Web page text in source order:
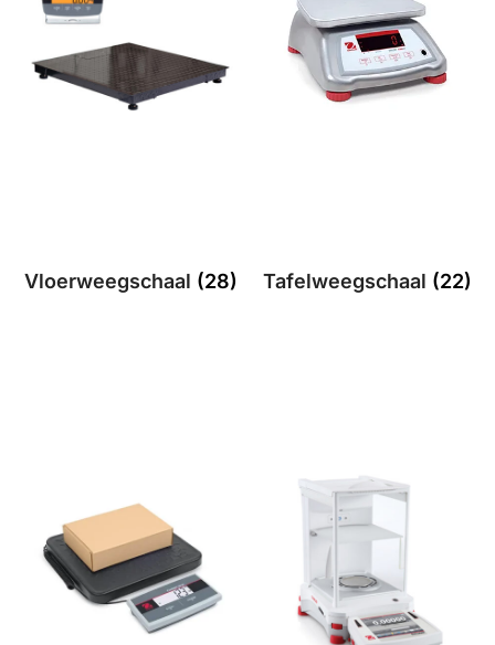
Vloerweegschaal (28) Tafelweegschaal (22)